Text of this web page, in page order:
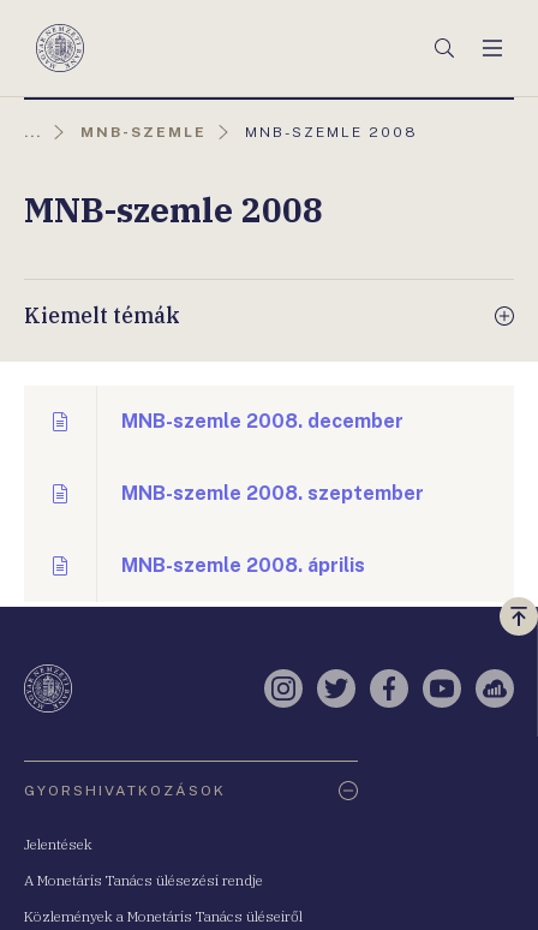
Magyar
Keresés
... MNB-SZEMLE
AKTUÁLIS
MNB-SZEMLE 2008
MNB-szemle 2008
Kiemelt témák
MNB-szemle 2008. december
MNB-szemle 2008. szeptember
MNB-szemle 2008. április
a
Instagram
TwitterFacebook
YouTube
GYORSHIVATKOZÁSOK
Jelentések
A Monetáris Tanács ülésezési rendje
Közlemények a Monetáris Tanács üléseiről